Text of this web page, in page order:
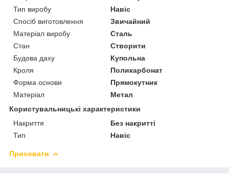
Тип виробу
Навіс
Спосіб виготовлення
Звичайний
Матеріал виробу
Сталь
Стан
Створити
Будова даху
Купольна
Кроля
Поликарбонат
Форма основи
Прямокутник
Матеріал
Метал
Користувальницькі характеристики
Накриття
Без накритті
Тип
Навіс
Приховати